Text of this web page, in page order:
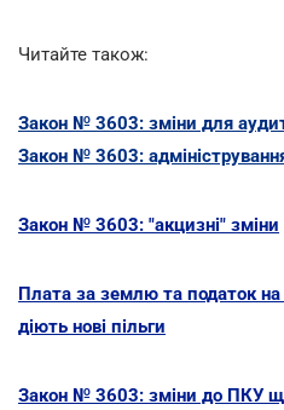
Читайте також:
Закон № 3603: зміни для
Закон № 3603:
Закон № 3603: "акцизні" зміни
Плата за землю та податок
діють нові пільги
Закон № 3603: зміни до ПКУ